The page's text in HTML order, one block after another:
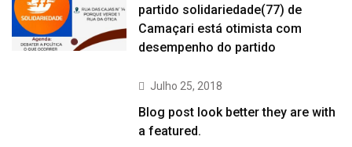
partido solidariedade(77) de
Camaçari está otimista com
desempenho do partido
Julho 25, 2018
Blog post look better they are with
a featured.